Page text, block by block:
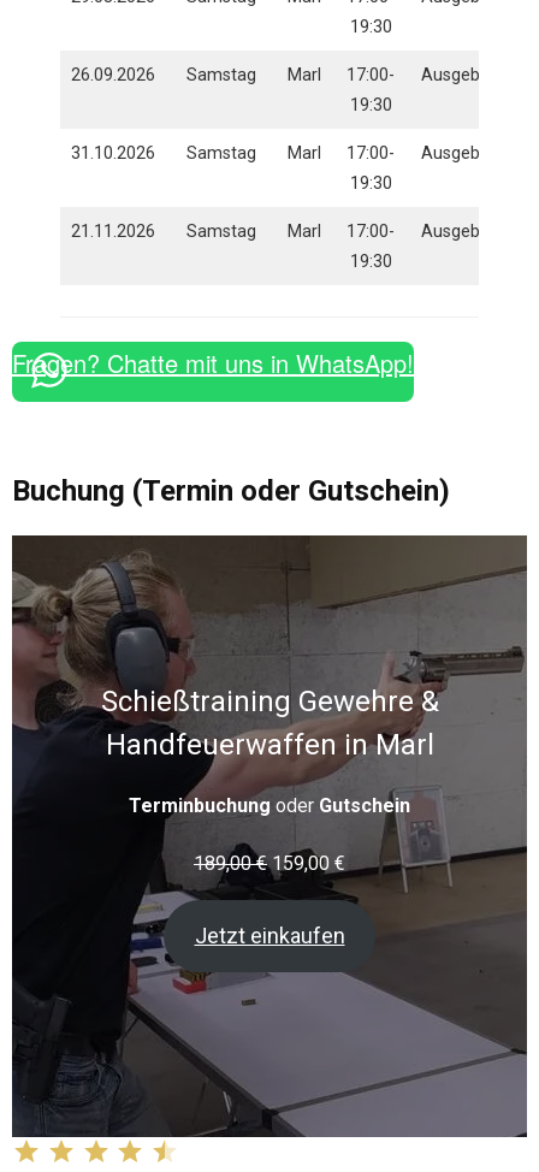
19:30
26.09.2026 Samstag Marl
17:00-
19:30
Ausgebucht
31.10.2026 Samstag Marl
17:00-
19:30
Ausgebucht
21.11.2026 Samstag Marl
17:00-
19:30
Ausgebucht
Fragen? Chatte mit uns in WhatsApp!
Buchung (Termin oder Gutschein)
Schießtraining Gewehre &
Handfeuerwaffen in Marl
Terminbuchung oder Gutschein
189,00€ 159,00 €
Jetzt einkaufen
Bewertung: 4.5 von 5.